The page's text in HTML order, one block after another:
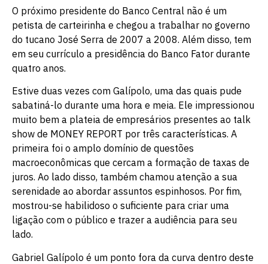
O próximo presidente do Banco Central não é um
petista de carteirinha e chegou a trabalhar no governo
do tucano José Serra de 2007 a 2008. Além disso, tem
em seu currículo a presidência do Banco Fator durante
quatro anos.
Estive duas vezes com Galípolo, uma das quais pude
sabatiná-lo durante uma hora e meia. Ele impressionou
muito bem a plateia de empresários presentes ao talk
show de MONEY REPORT por três características. A
primeira foi o amplo domínio de questões
macroeconômicas que cercam a formação de taxas de
juros. Ao lado disso, também chamou atenção a sua
serenidade ao abordar assuntos espinhosos. Por fim,
mostrou-se habilidoso o suficiente para criar uma
ligação com o público e trazer a audiência para seu
lado.
Gabriel Galípolo é um ponto fora da curva dentro deste